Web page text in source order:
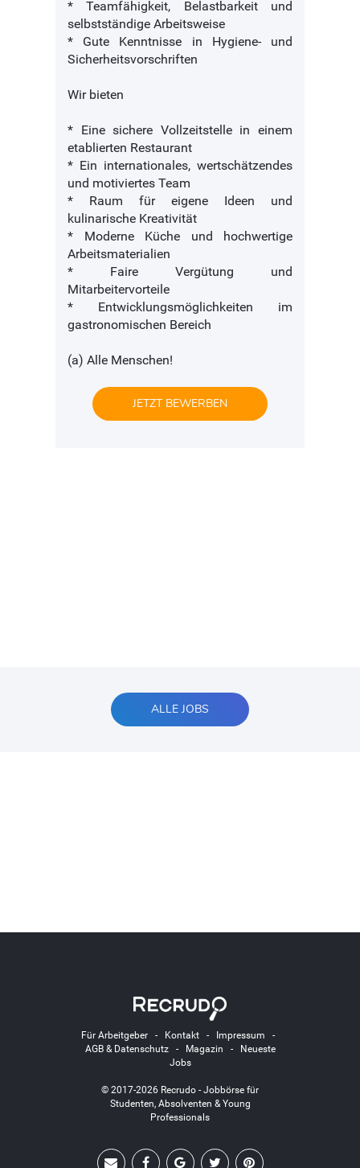
* Teamfähigkeit, Belastbarkeit und
selbstständige Arbeitsweise
* Gute Kenntnisse in Hygiene- und
Sicherheitsvorschriften
Wir bieten
* Eine sichere Vollzeitstelle in einem
etablierten Restaurant
* Ein internationales, wertschätzendes
und motiviertes Team
* Raum für eigene Ideen und
kulinarische Kreativität
* Moderne Küche und hochwertige
Arbeitsmaterialien
* Faire Vergütung und
Mitarbeitervorteile
* Entwicklungsmöglichkeiten im
gastronomischen Bereich
(a) Alle Menschen!
JETZT BEWERBEN
ALLE JOBS
Für Arbeitgeber- Kontakt- Impressum -
AGB & Datenschutz- Magazin -
Neueste
Jobs
© 2017-2026 Recrudo - Jobbörse für
Studenten, Absolventen & Young
Professionals